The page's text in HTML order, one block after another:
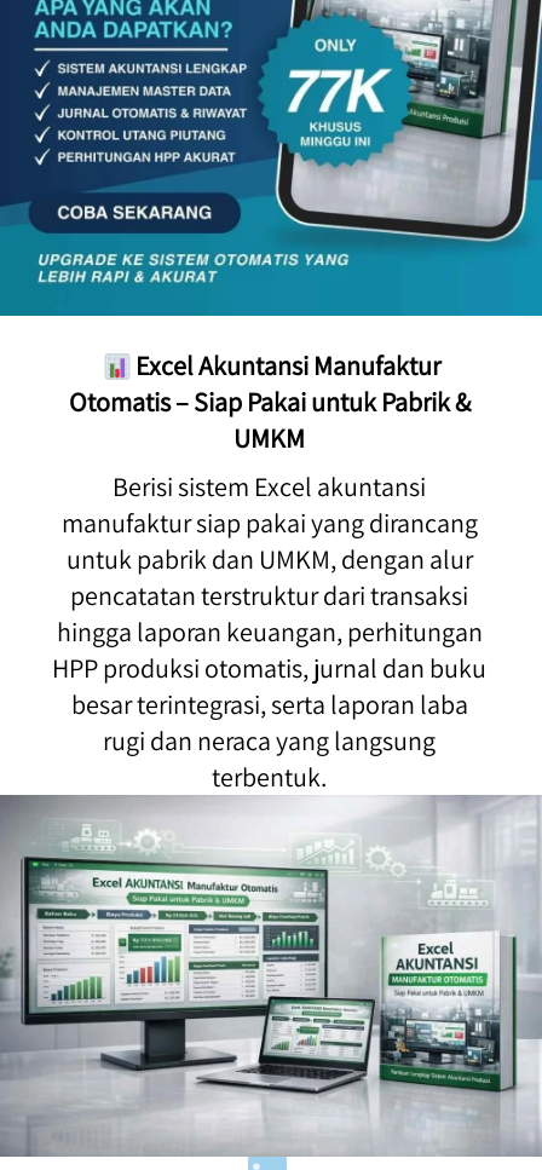
Excel Akuntansi Manufaktur
Otomatis – Siap Pakai untuk Pabrik &
UMKM
Berisi sistem Excel akuntansi
manufaktur siap pakai yang dirancang
untuk pabrik dan UMKM, dengan alur
pencatatan terstruktur dari transaksi
hingga laporan keuangan, perhitungan
HPP produksi otomatis, jurnal dan buku
besar terintegrasi, serta laporan laba
rugi dan neraca yang langsung
terbentuk.